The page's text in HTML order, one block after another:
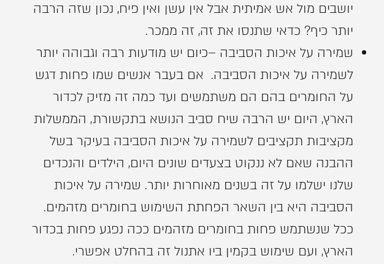
יושבים מול אש אמיתית אבל אין עשן ואין פיח, נכון שזה הרבה
יותר כיף? כדאי שתנסו את זה, זה ממכר.
שמירה על איכות הסביבה –כיום יש מודעות רבה וגבוהה יותר
לשמירה על איכות הסביבה. אם בעבר אנשים שמו פחות דגש
על החומרים בהם הם משתמשים ועד כמה זה מזיק לכדור
הארץ, היום יש הרבה שיח סביב הנושא בתקשורת, הממשלות
מקציבות תקציבים לשמירה על איכות הסביבה בעיקר בשל
ההבנה שאם לא ננקוט בצעדים שונים היום, הילדים והנכדים
שלנו ישלמו על זה בשנים מאוחרות יותר. שמירה על איכות
הסביבה היא בין השאר הפחתת השימוש בחומרים מזהמים.
ככל שנשתמש פחות בחומרים מזהמים ככה נפגע פחות בכדור
הארץ, ועם שימוש בקמין ביו אתנול זה בהחלט אפשרי.